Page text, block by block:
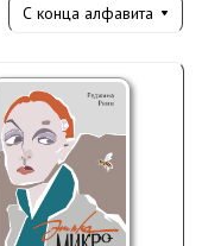
С конца алфавита